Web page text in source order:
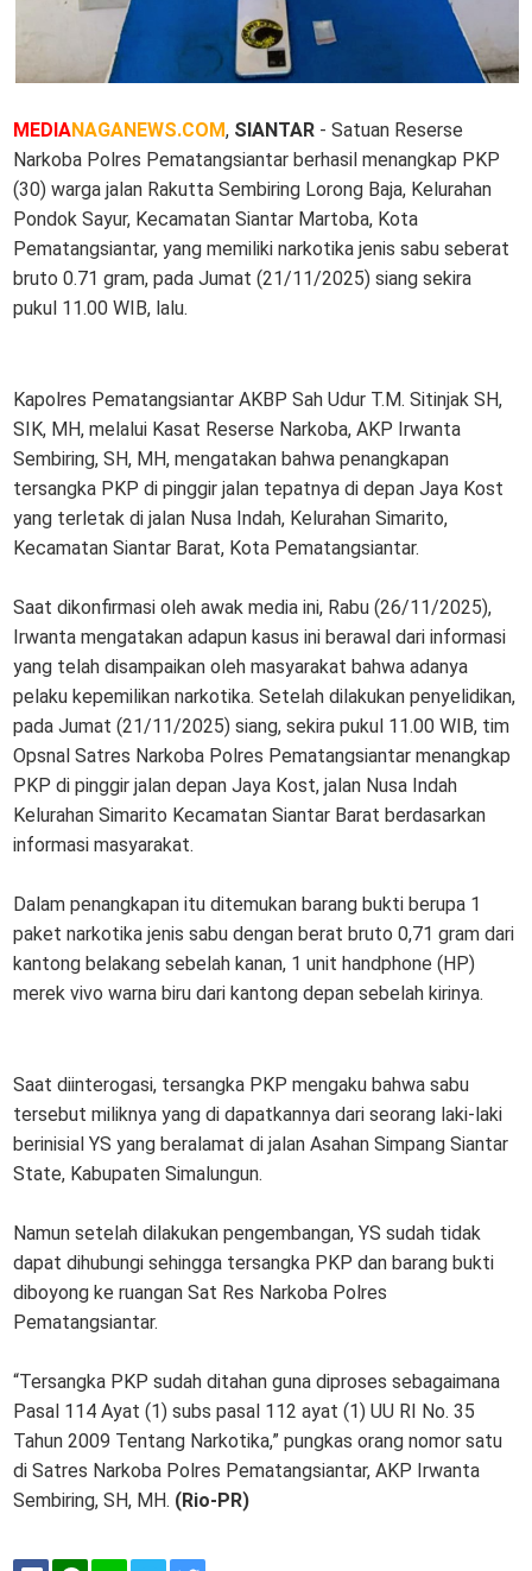
MEDIANAGANEWS.COM, SIANTAR - Satuan Reserse
Narkoba Polres Pematangsiantar berhasil menangkap PKP
(30) warga jalan Rakutta Sembiring Lorong Baja, Kelurahan
Pondok Sayur, Kecamatan Siantar Martoba, Kota
Pematangsiantar, yang memiliki narkotika jenis sabu seberat
bruto 0.71 gram, pada Jumat (21/11/2025) siang sekira
pukul 11.00 WIB, lalu.
Kapolres Pematangsiantar AKBP Sah Udur T.M. Sitinjak SH,
SIK, MH, melalui Kasat Reserse Narkoba, AKP Irwanta
Sembiring, SH, MH, mengatakan bahwa penangkapan
tersangka PKP di pinggir jalan tepatnya di depan Jaya Kost
yang terletak di jalan Nusa Indah, Kelurahan Simarito,
Kecamatan Siantar Barat, Kota Pematangsiantar.
Saat dikonfirmasi oleh awak media ini, Rabu (26/11/2025),
Irwanta mengatakan adapun kasus ini berawal dari informasi
yang telah disampaikan oleh masyarakat bahwa adanya
pelaku kepemilikan narkotika. Setelah dilakukan penyelidikan,
pada Jumat (21/11/2025) siang, sekira pukul 11.00 WIB, tim
Opsnal Satres Narkoba Polres Pematangsiantar menangkap
PKP di pinggir jalan depan Jaya Kost, jalan Nusa Indah
Kelurahan Simarito Kecamatan Siantar Barat berdasarkan
informasi masyarakat.
Dalam penangkapan itu ditemukan barang bukti berupa 1
paket narkotika jenis sabu dengan berat bruto 0,71 gram dari
kantong belakang sebelah kanan, 1 unit handphone (HP)
merek vivo warna biru dari kantong depan sebelah kirinya.
Saat diinterogasi, tersangka PKP mengaku bahwa sabu
tersebut miliknya yang di dapatkannya dari seorang laki-laki
berinisial YS yang beralamat di jalan Asahan Simpang Siantar
State, Kabupaten Simalungun.
Namun setelah dilakukan pengembangan, YS sudah tidak
dapat dihubungi sehingga tersangka PKP dan barang bukti
diboyong ke ruangan Sat Res Narkoba Polres
Pematangsiantar.
“Tersangka PKP sudah ditahan guna diproses sebagaimana
Pasal 114 Ayat (1) subs pasal 112 ayat (1) UU RI No. 35
Tahun 2009 Tentang Narkotika,” pungkas orang nomor satu
di Satres Narkoba Polres Pematangsiantar, AKP Irwanta
Sembiring, SH, MH. (Rio-PR)